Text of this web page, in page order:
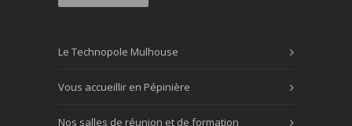
Le Technopole Mulhouse
Vous accueillir en Pépinière
Nos salles de réunion et de formation